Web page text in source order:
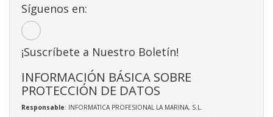
Síguenos en:
¡Suscríbete a Nuestro Boletín!
INFORMACIÓN BÁSICA SOBRE
PROTECCIÓN DE DATOS
Responsable: INFORMATICA PROFESIONAL LA MARINA, S.L.